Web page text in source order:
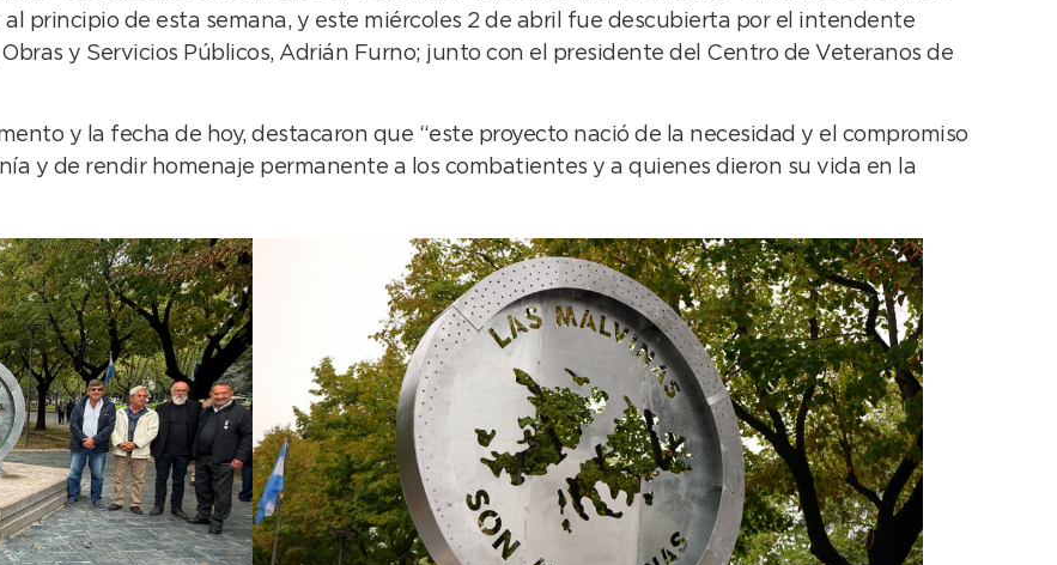
principio de esta semana, y este miércoles 2 de abril fue descubierta por el intendente
y Servicios Públicos, Adrián Furno; junto con el presidente del Centro de Veteranos de
y la fecha de hoy, destacaron que “este proyecto nació de la necesidad y el compromiso
y de rendir homenaje permanente a los combatientes y a quienes dieron su vida en la